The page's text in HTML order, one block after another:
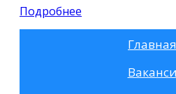
Подробнее
Главная